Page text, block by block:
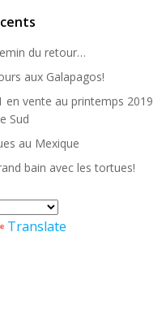
du retour…
aux Galapagos!
en vente au printemps 2019
Sud
au Mexique
bain avec les tortues!
Translate